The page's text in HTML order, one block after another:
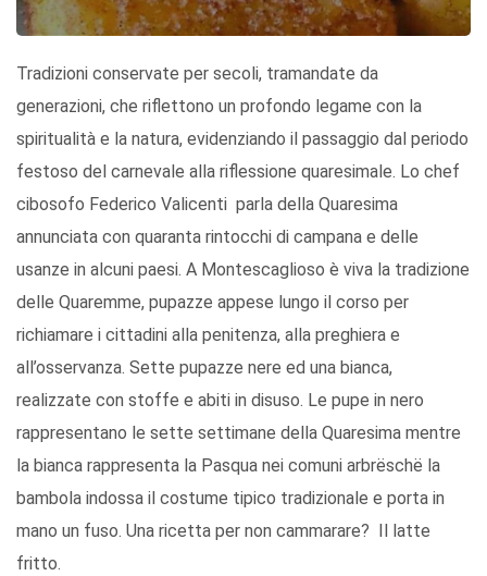
Tradizioni conservate per secoli, tramandate da
generazioni, che riflettono un profondo legame con la
spiritualità e la natura, evidenziando il passaggio dal periodo
festoso del carnevale alla riflessione quaresimale. Lo chef
cibosofo Federico Valicenti parla della Quaresima
annunciata con quaranta rintocchi di campana e delle
usanze in alcuni paesi. A Montescaglioso è viva la tradizione
delle Quaremme, pupazze appese lungo il corso per
richiamare i cittadini alla penitenza, alla preghiera e
all’osservanza. Sette pupazze nere ed una bianca,
realizzate con stoffe e abiti in disuso. Le pupe in nero
rappresentano le sette settimane della Quaresima mentre
la bianca rappresenta la Pasqua nei comuni arbrëschë la
bambola indossa il costume tipico tradizionale e porta in
mano un fuso. Una ricetta per non cammarare? Il latte
fritto.